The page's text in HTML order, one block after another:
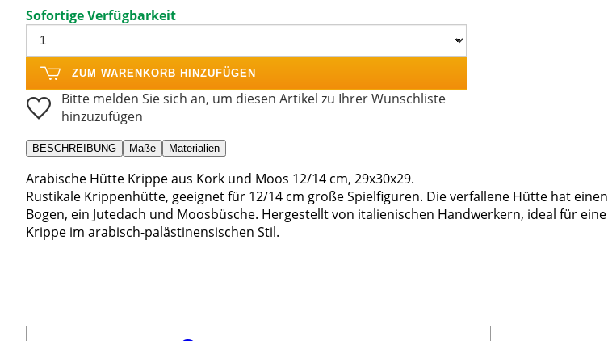
Sofortige Verfügbarkeit
ZUM WARENKORB HINZUFÜGEN
Bitte melden Sie sich an, um diesen Artikel zu Ihrer Wunschliste
hinzuzufügen
BESCHREIBUNG Maße Materialien
Arabische Hütte Krippe aus Kork und Moos 12/14 cm, 29x30x29.
Rustikale Krippenhütte, geeignet für 12/14 cm große Spielfiguren. Die verfallene Hütte hat einen
Bogen, ein Jutedach und Moosbüsche. Hergestellt von italienischen Handwerkern, ideal für eine
Krippe im arabisch-palästinensischen Stil.